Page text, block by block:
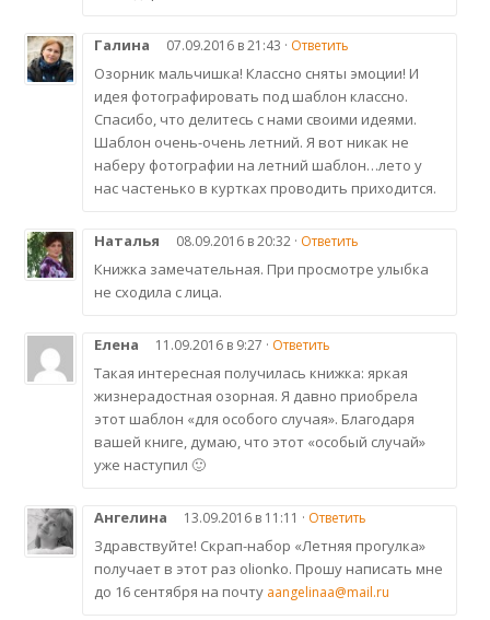
Галина 07.09.2016 в 21:43 · Ответить
Озорник мальчишка! Классно сняты эмоции! И
идея фотографировать под шаблон классно.
Спасибо, что делитесь с нами своими идеями.
Шаблон очень-очень летний. Я вот никак не
наберу фотографии на летний шаблон…лето у
нас частенько в куртках проводить приходится.
Наталья 08.09.2016 в 20:32 · Ответить
Книжка замечательная. При просмотре улыбка
не сходила с лица.
Елена 11.09.2016 в 9:27 · Ответить
Такая интересная получилась книжка: яркая
жизнерадостная озорная. Я давно приобрела
этот шаблон «для особого случая». Благодаря
вашей книге, думаю, что этот «особый случай»
уже наступил 🙂
Ангелина 13.09.2016 в 11:11 · Ответить
Здравствуйте! Скрап-набор «Летняя прогулка»
получает в этот раз olionko. Прошу написать мне
до 16 сентября на почту aangelinaa@mail.ru